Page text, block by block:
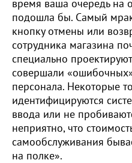
время ваша очередь на
подошла бы. Самый
кнопку отмены или
сотрудника магазина
специально
совершали
персонала. Некоторые
идентифицируются
ввода или не
неприятно, что
самообслуживания
на полке».